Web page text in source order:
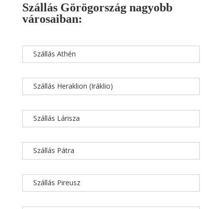
Szállás Görögország nagyobb
városaiban:
Szállás Athén
Szállás Heraklion (Iráklio)
Szállás Lárisza
Szállás Pátra
Szállás Pireusz